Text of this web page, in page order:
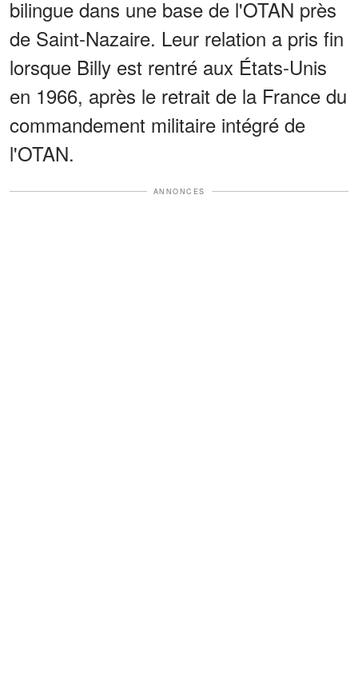
bilingue dans une base de l'OTAN près
de Saint-Nazaire. Leur relation a pris fin
lorsque Billy est rentré aux États-Unis
en 1966, après le retrait de la France du
commandement militaire intégré de
l'OTAN.
ANNONCES